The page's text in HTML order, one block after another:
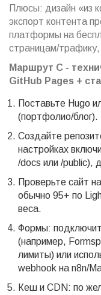
Плюсы: дизайн «из
экспорт контента
платформы на
страницам/
Маршрут C -
GitHub Pages +
Поставьте Hugo
(портфолио/блог).
Создайте
настройках
/docs или /public),
Проверьте сайт
обычно 95+ по
веса.
Формы:
(например,
лимиты) или
webhook на n8n/
Кеш и CDN: по